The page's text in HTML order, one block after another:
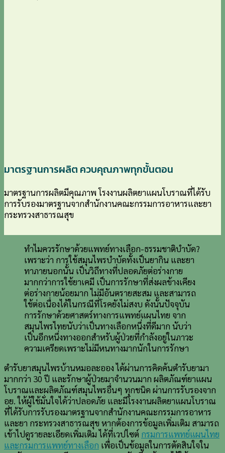
มาตรฐานการผลิต ควบคุณภาพทุกขั้นตอน
มาตรฐานการผลิตมีคุณภาพ โรงงานผลิตยาแผนโบราณที่ได้รับ
การรับรองมาตรฐานจากสำนักงานคณะกรรมการอาหารและยา
กระทรวงสาธารณสุข
ทำไมควรรักษาด้วยแพทย์ทางเลือก-ธรรมชาติบำบัด?
เพราะว่า การใช้สมุนไพรบำบัดทั้งเป็นยากิน และยา
ทาภายนอกนั้น เป็นวิถีทางที่ปลอดภัยต่อร่างกาย
มากกว่าการใช้ยาเคมี เป็นการรักษาที่ส่งผลข้างเคียง
ต่อร่างกายน้อยมาก ไม่มีอันตรายสะสม และสามารถ
ใช้ต่อเนื่องได้ในกรณีที่โรคยังไม่สงบ ดังนั้นปัจจุบัน
การรักษาด้วยศาสตร์ทางการแพทย์แผนไทย จาก
สมุนไพรไทยนับว่าเป็นทางเลือกหนึ่งที่ดีมาก นับว่า
เป็นอีกหนึ่งทางออกสำหรับผู้ป่วยที่กำลังอยู่ในภาวะ
ความเครียดเพราะไม่มีหนทางมากนักในการรักษา
ตำรับยาสมุนไพรบ้านหมอละออง ได้ผ่านการคิดค้นตำรับยามา
มากกว่า 30 ปี และรักษาผู้ป่วยมาจำนวนมาก ผลิตภัณฑ์ยาแผน
โบราณและผลิตภัณฑ์สมุนไพรอื่นๆ ทุกชนิด ผ่านการรับรองจาก
อย. ให้ผู้ใช้มั่นใจได้ว่าปลอดภัย และมีโรงงานผลิตยาแผนโบราณ
ที่ได้รับการรับรองมาตรฐานจากสำนักงานคณะกรรมการอาหาร
และยา กระทรวงสาธารณสุข หากต้องการข้อมูลเพิ่มเติม สามารถ
เข้าไปดูรายละเอียดเพิ่มเติม ได้ที่เวปไซต์ กรมการแพทย์แผนไทย
และกรมการแพทย์ทางเลือก เพื่อเป็นข้อมูลในการตัดสินใจใน